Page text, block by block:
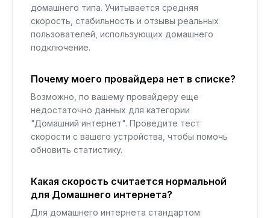
домашнего типа. Учитывается средняя
скорость, стабильность и отзывы реальных
пользователей, использующих домашнего
подключение.
Почему моего провайдера нет в списке?
Возможно, по вашему провайдеру еще
недостаточно данных для категории
"Домашний интернет". Проведите тест
скорости с вашего устройства, чтобы помочь
обновить статистику.
Какая скорость считается нормальной
для Домашнего интернета?
Для домашнего интернета стандартом